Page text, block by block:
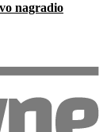
nagradio